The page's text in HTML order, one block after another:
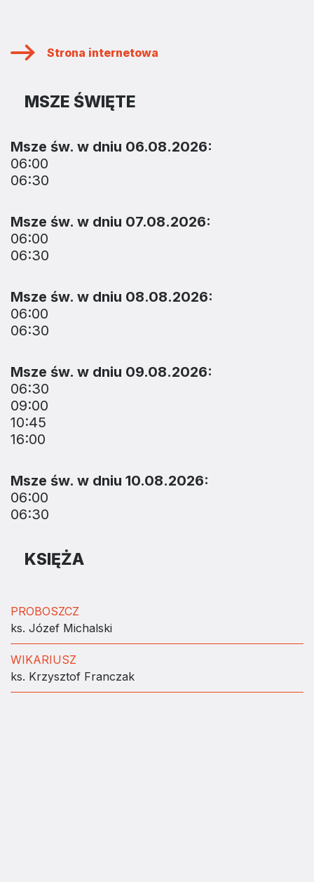
Strona internetowa
MSZE ŚWIĘTE
Msze św. w dniu 06.08.2026:
06:00
06:30
Msze św. w dniu 07.08.2026:
06:00
06:30
Msze św. w dniu 08.08.2026:
06:00
06:30
Msze św. w dniu 09.08.2026:
06:30
09:00
10:45
16:00
Msze św. w dniu 10.08.2026:
06:00
06:30
KSIĘŻA
PROBOSZCZ
ks. Józef Michalski
WIKARIUSZ
ks. Krzysztof Franczak